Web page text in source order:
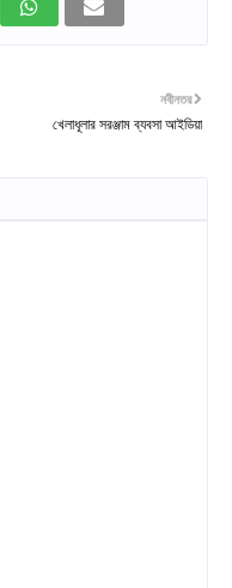
নবীনতর
খেলাধূলার সরঞ্জাম ব্যবসা আইডিয়া